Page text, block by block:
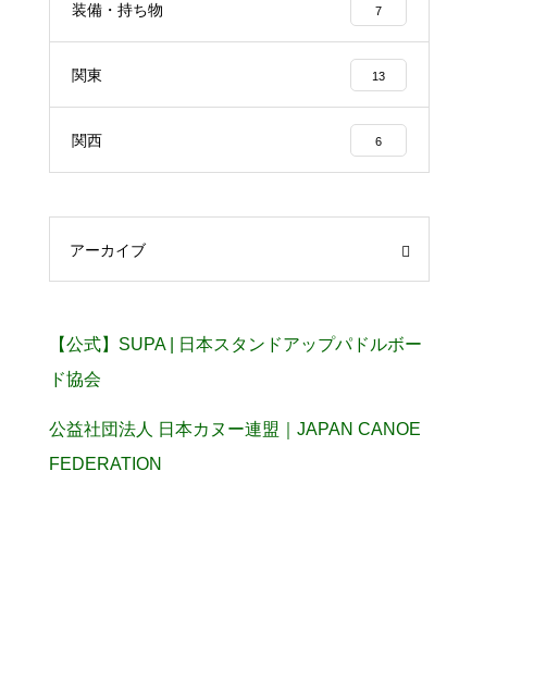
装備・持ち物 7
関東 13
関西 6
アーカイブ
【公式】SUPA | 日本スタンドアップパドルボー
ド協会
公益社団法人 日本カヌー連盟｜JAPAN CANOE
FEDERATION